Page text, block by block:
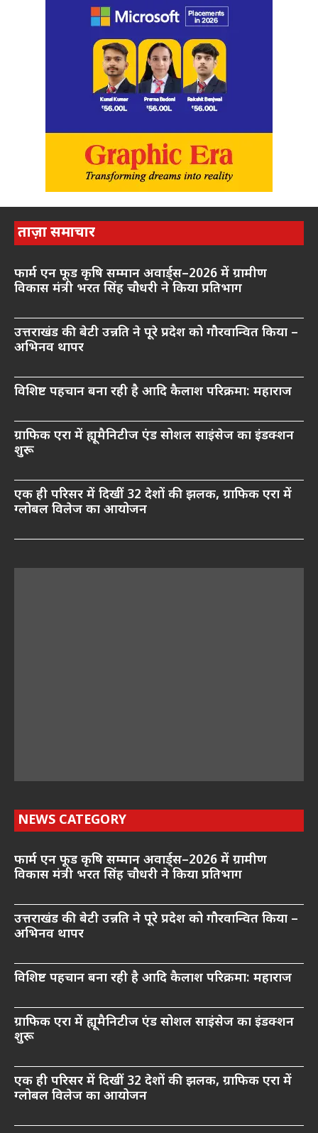
ताज़ा समाचार
फार्म एन फूड कृषि सम्मान अवार्ड्स–2026 में ग्रामीण
विकास मंत्री भरत सिंह चौधरी ने किया प्रतिभाग
उत्तराखंड की बेटी उन्नति ने पूरे प्रदेश को गौरवान्वित किया –
अभिनव थापर
विशिष्ट पहचान बना रही है आदि कैलाश परिक्रमा: महाराज
ग्राफिक एरा में ह्यूमैनिटीज एंड सोशल साइंसेज का इंडक्शन
शुरू
एक ही परिसर में दिखीं 32 देशों की झलक, ग्राफिक एरा में
ग्लोबल विलेज का आयोजन
NEWS CATEGORY
फार्म एन फूड कृषि सम्मान अवार्ड्स–2026 में ग्रामीण
विकास मंत्री भरत सिंह चौधरी ने किया प्रतिभाग
उत्तराखंड की बेटी उन्नति ने पूरे प्रदेश को गौरवान्वित किया –
अभिनव थापर
विशिष्ट पहचान बना रही है आदि कैलाश परिक्रमा: महाराज
ग्राफिक एरा में ह्यूमैनिटीज एंड सोशल साइंसेज का इंडक्शन
शुरू
एक ही परिसर में दिखीं 32 देशों की झलक, ग्राफिक एरा में
ग्लोबल विलेज का आयोजन